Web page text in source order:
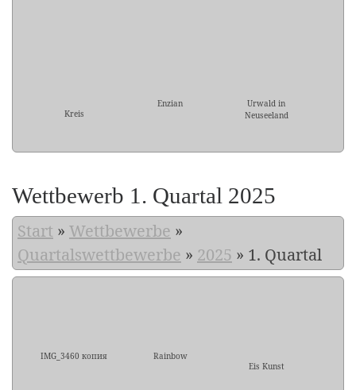
Kreis
Enzian
Urwald in
Neuseeland
Wettbewerb 1. Quartal 2025
Start » Wettbewerbe »
Quartalswettbewerbe » 2025 » 1. Quartal
IMG_3460 копия
Rainbow
Eis Kunst